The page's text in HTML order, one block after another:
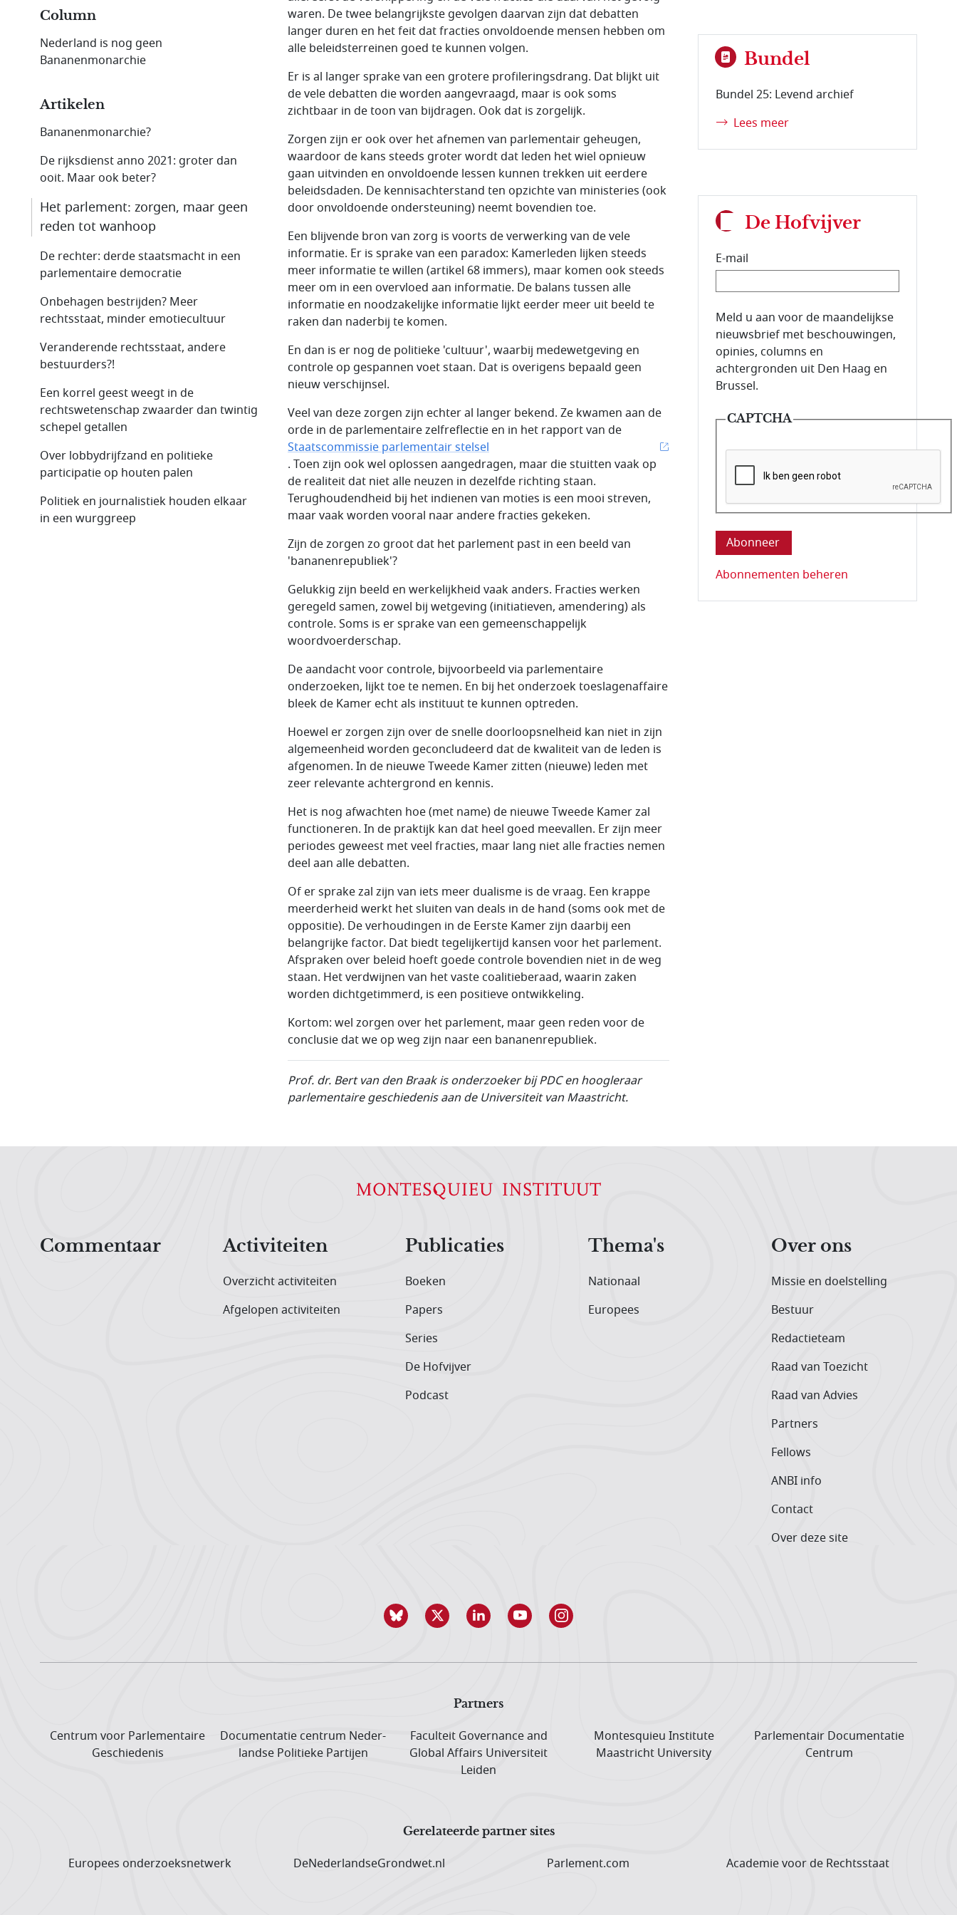
waren. De twee belangrijkste gevolgen daarvan zijn dat debatten
langer duren en het feit dat fracties onvoldoende mensen hebben om
alle beleidsterreinen goed te kunnen volgen.
Er is al langer sprake van een grotere profileringsdrang. Dat blijkt uit
de vele debatten die worden aangevraagd, maar is ook soms
zichtbaar in de toon van bijdragen. Ook dat is zorgelijk.
Zorgen zijn er ook over het afnemen van parlementair geheugen,
waardoor de kans steeds groter wordt dat leden het wiel opnieuw
gaan uitvinden en onvoldoende lessen kunnen trekken uit eerdere
beleidsdaden. De kennisachterstand ten opzichte van ministeries (ook
door onvoldoende ondersteuning) neemt bovendien toe.
Een blijvende bron van zorg is voorts de verwerking van de vele
informatie. Er is sprake van een paradox: Kamerleden lijken steeds
meer informatie te willen (artikel 68 immers), maar komen ook steeds
meer om in een overvloed aan informatie. De balans tussen alle
informatie en noodzakelijke informatie lijkt eerder meer uit beeld te
raken dan naderbij te komen.
En dan is er nog de politieke 'cultuur', waarbij medewetgeving en
controle op gespannen voet staan. Dat is overigens bepaald geen
nieuw verschijnsel.
Veel van deze zorgen zijn echter al langer bekend. Ze kwamen aan de
orde in de parlementaire zelfreflectie en in het rapport van de
Staatscommissie parlementair stelsel
. Toen zijn ook wel oplossen aangedragen, maar die stuitten vaak op
de realiteit dat niet alle neuzen in dezelfde richting staan.
Terughoudendheid bij het indienen van moties is een mooi streven,
maar vaak worden vooral naar andere fracties gekeken.
Zijn de zorgen zo groot dat het parlement past in een beeld van
'bananenrepubliek'?
Gelukkig zijn beeld en werkelijkheid vaak anders. Fracties werken
geregeld samen, zowel bij wetgeving (initiatieven, amendering) als
controle. Soms is er sprake van een gemeenschappelijk
woordvoerderschap.
De aandacht voor controle, bijvoorbeeld via parlementaire
onderzoeken, lijkt toe te nemen. En bij het onderzoek toeslagenaffaire
bleek de Kamer echt als instituut te kunnen optreden.
Hoewel er zorgen zijn over de snelle doorloopsnelheid kan niet in zijn
algemeenheid worden geconcludeerd dat de kwaliteit van de leden is
afgenomen. In de nieuwe Tweede Kamer zitten (nieuwe) leden met
zeer relevante achtergrond en kennis.
Het is nog afwachten hoe (met name) de nieuwe Tweede Kamer zal
functioneren. In de praktijk kan dat heel goed meevallen. Er zijn meer
periodes geweest met veel fracties, maar lang niet alle fracties nemen
deel aan alle debatten.
Of er sprake zal zijn van iets meer dualisme is de vraag. Een krappe
meerderheid werkt het sluiten van deals in de hand (soms ook met de
oppositie). De verhoudingen in de Eerste Kamer zijn daarbij een
belangrijke factor. Dat biedt tegelijkertijd kansen voor het parlement.
Afspraken over beleid hoeft goede controle bovendien niet in de weg
staan. Het verdwijnen van het vaste coalitieberaad, waarin zaken
worden dichtgetimmerd, is een positieve ontwikkeling.
Kortom: wel zorgen over het parlement, maar geen reden voor de
conclusie dat we op weg zijn naar een bananenrepubliek.
Prof. dr. Bert van den Braak is onderzoeker bij PDC en hoogleraar
parlementaire geschiedenis aan de Universiteit van Maastricht.
Column
Nederland is nog geen
Bananenmonarchie
Artikelen
Bananenmonarchie?
De rijksdienst anno 2021: groter dan
ooit. Maar ook beter?
Het parlement: zorgen, maar geen
reden tot wanhoop
De rechter: derde staatsmacht in een
parlementaire democratie
Onbehagen bestrijden? Meer
rechtsstaat, minder emotiecultuur
Veranderende rechtsstaat, andere
bestuurders?!
Een korrel geest weegt in de
rechtswetenschap zwaarder dan twintig
schepel getallen
Over lobbydrijfzand en politieke
participatie op houten palen
Politiek en journalistiek houden elkaar
in een wurggreep
Bundel
Bundel 25: Levend archief
Lees meer
De Hofvijver
E-mail
E-mailadres van de abonnee.
Meld u aan voor de maandelijkse
nieuwsbrief met beschouwingen,
opinies, columns en
achtergronden uit Den Haag en
Brussel.
CAPTCHA
Deze vraag is om te controleren dat u
Abonnementen beheren
Commentaar
Activiteiten
Overzicht activiteiten
Afgelopen activiteiten
Publicaties
Boeken
Papers
Series
De Hofvijver
Podcast
Thema's
Nationaal
Europees
Over ons
Missie en doelstelling
Bestuur
Redactieteam
Raad van Toezicht
Raad van Advies
Partners
Fellows
ANBI info
Contact
Over deze site
Partners
Centrum voor Parlementaire
Geschiedenis
Documentatie centrum Neder­
landse Politieke Partijen
Faculteit Governance and
Global Affairs Universiteit
Leiden
Montesquieu Institute
Maastricht University
Parlementair Documentatie
Centrum
Gerelateerde partner sites
Europees onderzoeks­netwerk DeNederlandseGrondwet.nl Parlement.com Academie voor de Rechtsstaat